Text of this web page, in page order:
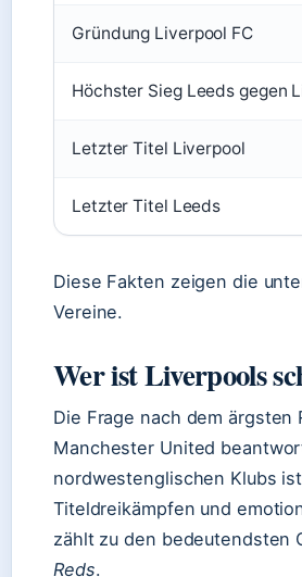
Gründung Liverpool FC
Höchster Sieg Leeds gegen
Letzter Titel Liverpool
Letzter Titel Leeds
Diese Fakten zeigen die
Vereine.
Wer ist Liverpools
Die Frage nach dem
Manchester United
nordwestenglischen Klubs
Titeldreikämpfen und
zählt zu den bedeutendsten
Reds.